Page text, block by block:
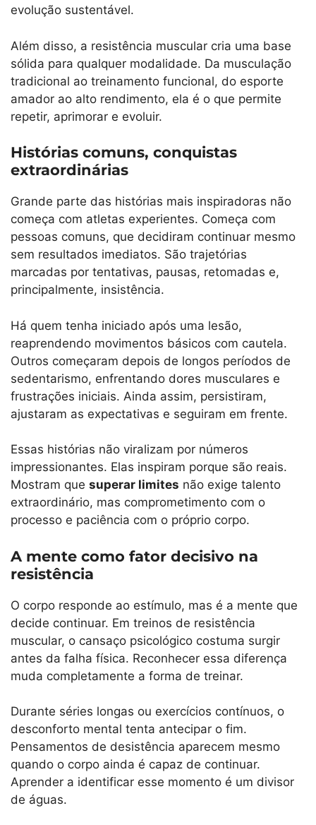
evolução sustentável.
Além disso, a resistência muscular cria uma base
sólida para qualquer modalidade. Da musculação
tradicional ao treinamento funcional, do esporte
amador ao alto rendimento, ela é o que permite
repetir, aprimorar e evoluir.
Histórias comuns, conquistas
extraordinárias
Grande parte das histórias mais inspiradoras não
começa com atletas experientes. Começa com
pessoas comuns, que decidiram continuar mesmo
sem resultados imediatos. São trajetórias
marcadas por tentativas, pausas, retomadas e,
principalmente, insistência.
Há quem tenha iniciado após uma lesão,
reaprendendo movimentos básicos com cautela.
Outros começaram depois de longos períodos de
sedentarismo, enfrentando dores musculares e
frustrações iniciais. Ainda assim, persistiram,
ajustaram as expectativas e seguiram em frente.
Essas histórias não viralizam por números
impressionantes. Elas inspiram porque são reais.
Mostram que superar limites não exige talento
extraordinário, mas comprometimento com o
processo e paciência com o próprio corpo.
A mente como fator decisivo na
resistência
O corpo responde ao estímulo, mas é a mente que
decide continuar. Em treinos de resistência
muscular, o cansaço psicológico costuma surgir
antes da falha física. Reconhecer essa diferença
muda completamente a forma de treinar.
Durante séries longas ou exercícios contínuos, o
desconforto mental tenta antecipar o fim.
Pensamentos de desistência aparecem mesmo
quando o corpo ainda é capaz de continuar.
Aprender a identificar esse momento é um divisor
de águas.